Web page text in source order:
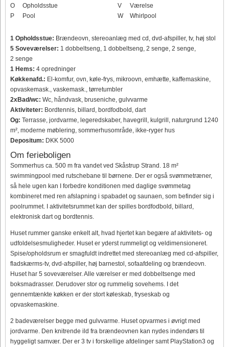
O
Opholdsstue
P
Pool
V
Værelse
W
Whirlpool
1 Opholdsstue: Brændeovn, stereoanlæg med cd, dvd-afspiller, tv, høj stol
5 Soveværelser: 1 dobbeltseng, 1 dobbeltseng, 2 senge, 2 senge,
2 senge
1 Hems: 4 opredninger
Køkkenafd.: El-komfur, ovn, køle-frys, mikroovn, emhætte, kaffemaskine,
opvaskemask., vaskemask., tørretumbler
2xBad/wc: Wc, håndvask, bruseniche, gulvvarme
Aktiviteter: Bordtennis, billard, bordfodbold, dart
Og: Terrasse, jordvarme, legeredskaber, havegrill, kulgrill, naturgrund 1240
m², moderne møblering, sommerhusområde, ikke-ryger hus
Depositum: DKK 5000
Om ferieboligen
Sommerhus ca. 500 m fra vandet ved Skåstrup Strand. 18 m²
swimmingpool med rutschebane til børnene. Der er også svømmetræner,
så hele ugen kan I forbedre konditionen med daglige svømmetag
kombineret med ren afslapning i spabadet og saunaen, som befinder sig i
poolrummet. I aktivitetsrummet kan der spilles bordfodbold, billard,
elektronisk dart og bordtennis.
Huset rummer ganske enkelt alt, hvad hjertet kan begære af aktivitets- og
udfoldelsesmuligheder. Huset er yderst rummeligt og veldimensioneret.
Spise/opholdsrum er smagfuldt indrettet med stereoanlæg med cd-afspiller,
fladskærms-tv, dvd-afspiller, høj barnestol, sofaafdeling og brændeovn.
Huset har 5 soveværelser. Alle værelser er med dobbeltsenge med
boksmadrasser. Derudover stor og rummelig sovehems. I det
gennemtænkte køkken er der stort køleskab, fryseskab og
opvaskemaskine.
2 badeværelser begge med gulvvarme. Huset opvarmes i øvrigt med
jordvarme. Den knitrende ild fra brændeovnen kan nydes indendørs til
hyggeligt samvær. Der er 3 tv i forskellige afdelinger samt PlayStation3 og